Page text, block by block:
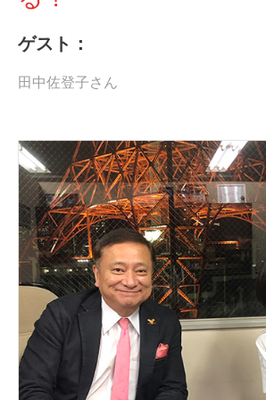
ゲスト：
田中佐登子さん